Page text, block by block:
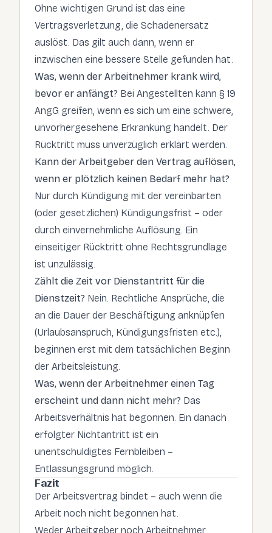
Ohne wichtigen Grund ist das eine
Vertragsverletzung, die Schadenersatz
auslöst. Das gilt auch dann, wenn er
inzwischen eine bessere Stelle gefunden hat.
Was, wenn der Arbeitnehmer krank wird,
bevor er anfängt? Bei Angestellten kann § 19
AngG greifen, wenn es sich um eine schwere,
unvorhergesehene Erkrankung handelt. Der
Rücktritt muss unverzüglich erklärt werden.
Kann der Arbeitgeber den Vertrag auflösen,
wenn er plötzlich keinen Bedarf mehr hat?
Nur durch Kündigung mit der vereinbarten
(oder gesetzlichen) Kündigungsfrist – oder
durch einvernehmliche Auflösung. Ein
einseitiger Rücktritt ohne Rechtsgrundlage
ist unzulässig.
Zählt die Zeit vor Dienstantritt für die
Dienstzeit? Nein. Rechtliche Ansprüche, die
an die Dauer der Beschäftigung anknüpfen
(Urlaubsanspruch, Kündigungsfristen etc.),
beginnen erst mit dem tatsächlichen Beginn
der Arbeitsleistung.
Was, wenn der Arbeitnehmer einen Tag
erscheint und dann nicht mehr? Das
Arbeitsverhältnis hat begonnen. Ein danach
erfolgter Nichtantritt ist ein
unentschuldigtes Fernbleiben –
Entlassungsgrund möglich.
Fazit
Der Arbeitsvertrag bindet – auch wenn die
Arbeit noch nicht begonnen hat.
Weder Arbeitgeber noch Arbeitnehmer